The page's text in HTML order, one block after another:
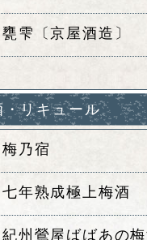
甕雫〔京屋酒造〕
・リキュール
梅乃宿
七年熟成極上梅酒
紀州鶯屋ばばあの